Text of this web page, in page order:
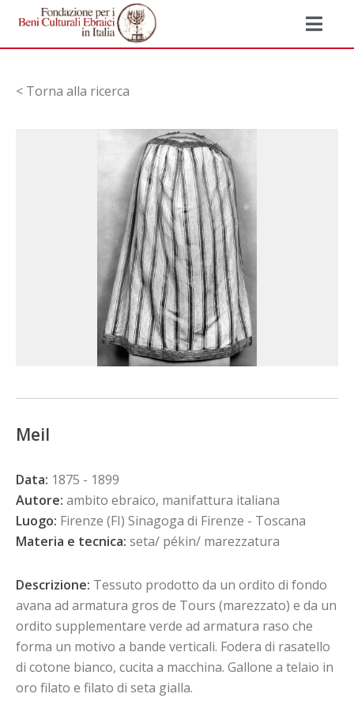
< Torna alla ricerca
Meil
Data: 1875 - 1899
Autore: ambito ebraico, manifattura italiana
Luogo: Firenze (FI) Sinagoga di Firenze - Toscana
Materia e tecnica: seta/ pékin/ marezzatura
Descrizione: Tessuto prodotto da un ordito di fondo
avana ad armatura gros de Tours (marezzato) e da un
ordito supplementare verde ad armatura raso che
forma un motivo a bande verticali. Fodera di rasatello
di cotone bianco, cucita a macchina. Gallone a telaio in
oro filato e filato di seta gialla.